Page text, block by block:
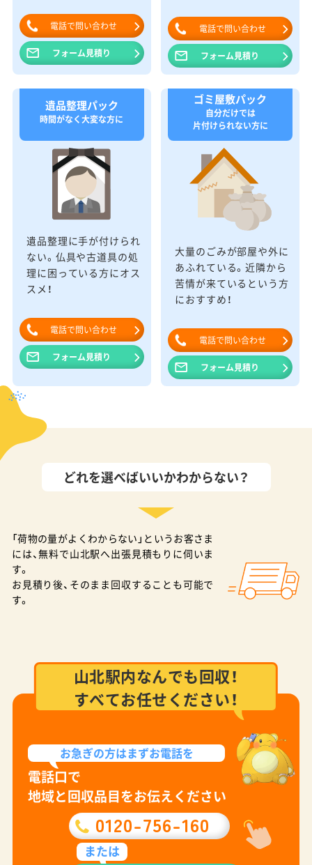
電話で問い合わせ
フォーム見積り
電話で問い合わせ
フォーム見積り
遺品整理パック
時間がなく大変な方に
遺品整理に手が付けられ
ない。仏具や古道具の処
理に困っている方にオス
スメ！
電話で問い合わせ
フォーム見積り
ゴミ屋敷パック
自分だけでは
片付けられない方に
大量のごみが部屋や外に
あふれている。近隣から
苦情が来ているという方
におすすめ！
電話で問い合わせ
フォーム見積り
どれを選べばいいかわからない？
「荷物の量がよくわからない」というお客さま
には、無料で山北駅へ出張見積もりに伺いま
す。
お見積り後、そのまま回収することも可能で
す。
山北駅内なんでも回収！
すべてお任せください！
お急ぎの方はまずお電話を
電話口で
地域と回収品目をお伝えください
0120-756-160
または